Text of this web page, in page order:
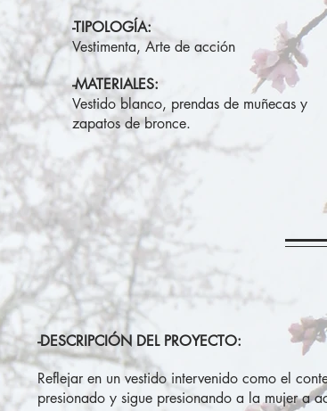
-TIPOLOGÍA:
Vestimenta, Arte de acción
-MATERIALES:
Vestido blanco, prendas de muñecas y
zapatos de bronce.
-DESCRIPCIÓN DEL PROYECTO:
Reflejar en un vestido intervenido como el
presionado y sigue presionando a la mujer a